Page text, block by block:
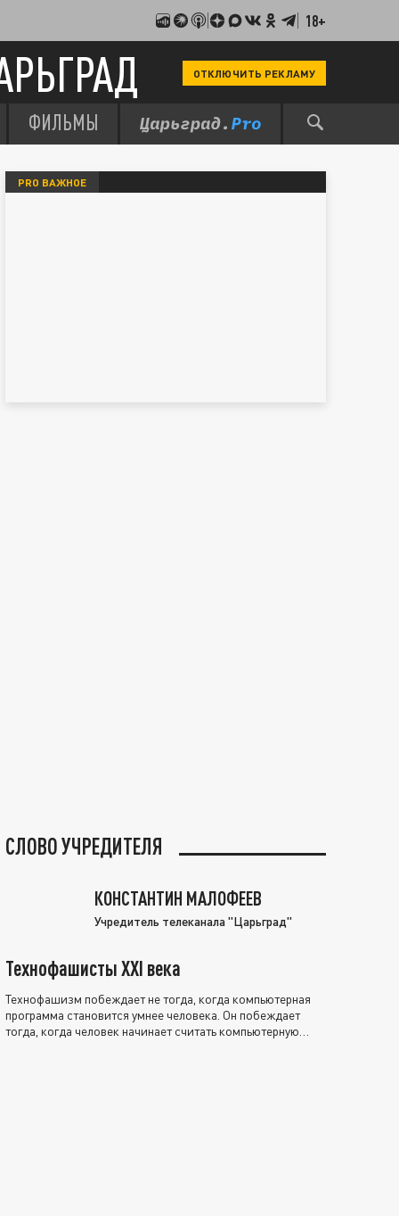
18+
ОТКЛЮЧИТЬ РЕКЛАМУ
ФИЛЬМЫ
PRO ВАЖНОЕ
СЛОВО УЧРЕДИТЕЛЯ
КОНСТАНТИН МАЛОФЕЕВ
Учредитель телеканала "Царьград"
Технофашисты XXI века
Технофашизм побеждает не тогда, когда компьютерная
программа становится умнее человека. Он побеждает
тогда, когда человек начинает считать компьютерную